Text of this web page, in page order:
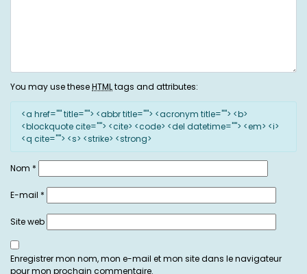
You may use theseHTMLtags and attributes:
<a href="" title=""> <abbr title=""> <acronym title=""> <b>
<blockquote cite=""> <cite> <code> <del datetime=""> <em> <i>
<q cite=""> <s> <strike> <strong>
Nom *
E-mail *
Site web
Enregistrer mon nom, mon e-mail et mon site dans le navigateur
pour mon prochain commentaire.